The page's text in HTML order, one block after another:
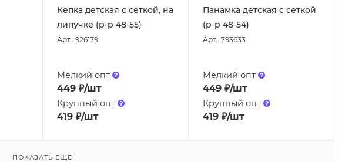
Кепка детская с сеткой, на
липучке (р-р 48-55)
Арт.: 926179
Мелкий опт
449₽/шт
Крупный опт
419₽/шт
Панамка детская с сеткой
(р-р 48-54)
Арт.: 793633
Мелкий опт
449₽/шт
Крупный опт
419₽/шт
ПОКАЗАТЬ ЕЩЕ